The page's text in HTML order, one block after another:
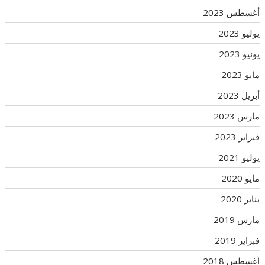
أغسطس 2023
يوليو 2023
يونيو 2023
مايو 2023
أبريل 2023
مارس 2023
فبراير 2023
يوليو 2021
مايو 2020
يناير 2020
مارس 2019
فبراير 2019
أغسطس 2018